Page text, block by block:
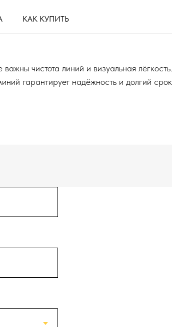
КАК КУПИТЬ
чистота линий и визуальная лёгкость.
гарантирует надёжность и долгий срок